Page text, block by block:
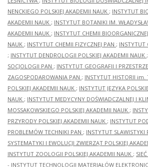
NENCKIEGO POLSKIEJ AKADEMII NAUK ; INSTYTUT
AKADEMII NAUK ; INSTYTUT BOTANIKI IM.
AKADEMII NAUK ; INSTYTUT CHEMII
NAUK ; INSTYTUT CHEMII FIZYCZNEJ PAN ; INSTYTUT
; INSTYTUT DENDROLOGII POLSKIEJ AKADEMII NAUK ;
SOCJOLOGII PAN ; INSTYTUT GEOGRAFII I
ZAGOSPODAROWANIA PAN ; INSTYTUT HISTORII im.
POLSKIEJ AKADEMII NAUK ; INSTYTUT JĘZYKA
NAUK ; INSTYTUT MEDYCYNY DOŚWIADCZALNEJ I
MOSSAKOWSKIEGO POLSKIEJ AKADEMII NAUK ;
PRZYRODY POLSKIEJ AKADEMII NAUK ; INSTYTUT
PROBLEMÓW TECHNIKI PAN ; INSTYTUT SLAWISTYKI
SYSTEMATYKI I EWOLUCJI ZWIERZĄT POLSKIEJ
INSTYTUT ZOOLOGII POLSKIEJ AKADEMII NAUK ;
- INSTYTUT TECHNOLOGII MATERIAŁÓW